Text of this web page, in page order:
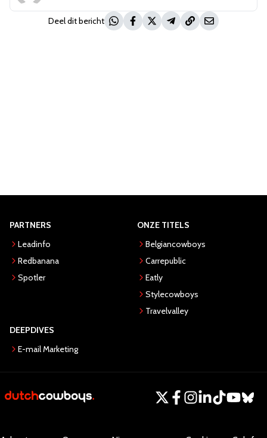
Deel dit bericht
PARTNERS
Leadinfo
Redbanana
Spotler
ONZE TITELS
Belgiancowboys
Carrepublic
Eatly
Stylecowboys
Travelvalley
DEEPDIVES
E-mail Marketing